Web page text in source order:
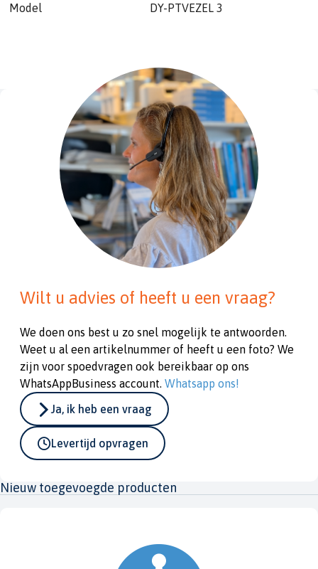
Model DY-PTVEZEL 3
Wilt u advies of heeft u een vraag?
We doen ons best u zo snel mogelijk te antwoorden.
Weet u al een artikelnummer of heeft u een foto? We
zijn voor spoedvragen ook bereikbaar op ons
WhatsAppBusiness account. Whatsapp ons!
Ja, ik heb een vraag
Levertijd opvragen
Nieuw toegevoegde producten